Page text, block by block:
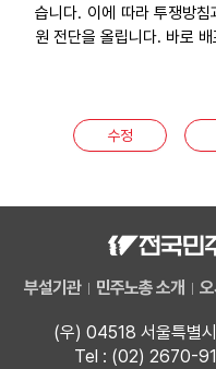
습니다. 이에 따라 투쟁방
원 전단을 올립니다. 바로
수정
부설기관 민주노총 소개
(우) 04518 서울특별
Tel : (02) 2670-
카드뉴스